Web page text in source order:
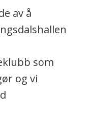
av å
som
og vi